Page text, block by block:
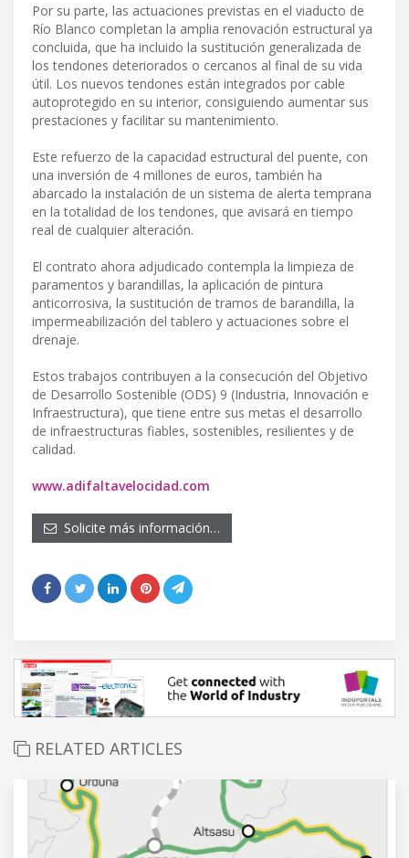
Por su parte, las actuaciones previstas en el viaducto de
Río Blanco completan la amplia renovación estructural ya
concluida, que ha incluido la sustitución generalizada de
los tendones deteriorados o cercanos al final de su vida
útil. Los nuevos tendones están integrados por cable
autoprotegido en su interior, consiguiendo aumentar sus
prestaciones y facilitar su mantenimiento.
Este refuerzo de la capacidad estructural del puente, con
una inversión de 4 millones de euros, también ha
abarcado la instalación de un sistema de alerta temprana
en la totalidad de los tendones, que avisará en tiempo
real de cualquier alteración.
El contrato ahora adjudicado contempla la limpieza de
paramentos y barandillas, la aplicación de pintura
anticorrosiva, la sustitución de tramos de barandilla, la
impermeabilización del tablero y actuaciones sobre el
drenaje.
Estos trabajos contribuyen a la consecución del Objetivo
de Desarrollo Sostenible (ODS) 9 (Industria, Innovación e
Infraestructura), que tiene entre sus metas el desarrollo
de infraestructuras fiables, sostenibles, resilientes y de
calidad.
www.adifaltavelocidad.com
Solicite más información…
RELATED ARTICLES